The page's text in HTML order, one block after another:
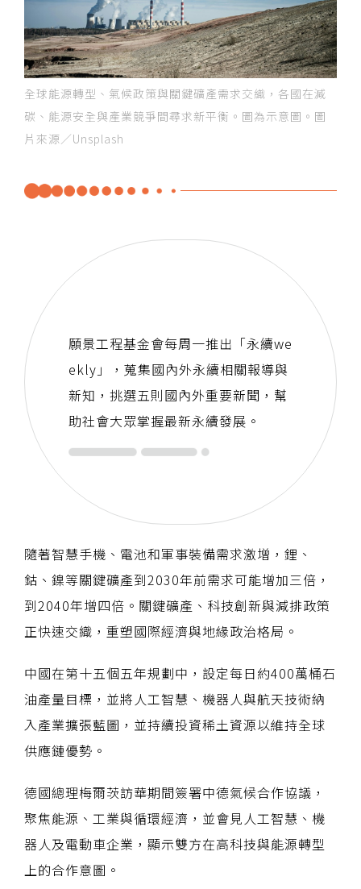
全球能源轉型、氣候政策與關鍵礦產需求交織，各國在減
碳、能源安全與產業競爭間尋求新平衡。圖為示意圖。圖
片來源／Unsplash
願景工程基金會每周一推出「永續we
ekly」，蒐集國內外永續相關報導與
新知，挑選五則國內外重要新聞，幫
助社會大眾掌握最新永續發展。
隨著智慧手機、電池和軍事裝備需求激增，鋰、
鈷、鎳等關鍵礦產到2030年前需求可能增加三倍，
到2040年增四倍。關鍵礦產、科技創新與減排政策
正快速交織，重塑國際經濟與地緣政治格局。
中國在第十五個五年規劃中，設定每日約400萬桶石
油產量目標，並將人工智慧、機器人與航天技術納
入產業擴張藍圖，並持續投資稀土資源以維持全球
供應鏈優勢。
德國總理梅爾茨訪華期間簽署中德氣候合作協議，
聚焦能源、工業與循環經濟，並會見人工智慧、機
器人及電動車企業，顯示雙方在高科技與能源轉型
上的合作意圖。